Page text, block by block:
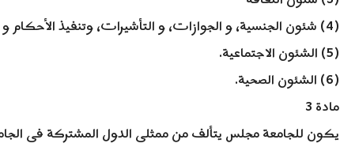
(4) شئون الجنسية، و الجوازات، و التأشيرات، وتنفيذ الأحكام و تسليم المجرمين.
(5) الشئون الاجتماعية.
(6) الشئون الصحية.
مادة 3
يكون للجامعة مجلس يتألف من ممثلى الدول المشتركة فى